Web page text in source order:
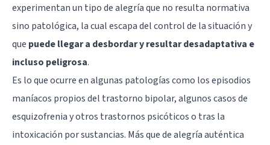
experimentan un tipo de alegría que no resulta normativa
sino patológica, la cual escapa del control de la situación y
que puede llegar a desbordar y resultar desadaptativa e
incluso peligrosa.
Es lo que ocurre en algunas patologías como los episodios
maníacos propios del trastorno bipolar, algunos casos de
esquizofrenia y otros trastornos psicóticos o tras la
intoxicación por sustancias. Más que de alegría auténtica